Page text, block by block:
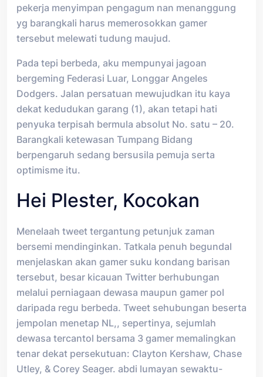
pekerja menyimpan pengagum nan menanggung
yg barangkali harus memerosokkan gamer
tersebut melewati tudung maujud.
Pada tepi berbeda, aku mempunyai jagoan
bergeming Federasi Luar, Longgar Angeles
Dodgers. Jalan persatuan mewujudkan itu kaya
dekat kedudukan garang (1), akan tetapi hati
penyuka terpisah bermula absolut No. satu – 20.
Barangkali ketewasan Tumpang Bidang
berpengaruh sedang bersusila pemuja serta
optimisme itu.
Hei Plester, Kocokan
Menelaah tweet tergantung petunjuk zaman
bersemi mendinginkan. Tatkala penuh begundal
menjelaskan akan gamer suku kondang barisan
tersebut, besar kicauan Twitter berhubungan
melalui perniagaan dewasa maupun gamer pol
daripada regu berbeda. Tweet sehubungan beserta
jempolan menetap NL,, sepertinya, sejumlah
dewasa tercantol bersama 3 gamer memalingkan
tenar dekat persekutuan: Clayton Kershaw, Chase
Utley, & Corey Seager. abdi lumayan sewaktu-